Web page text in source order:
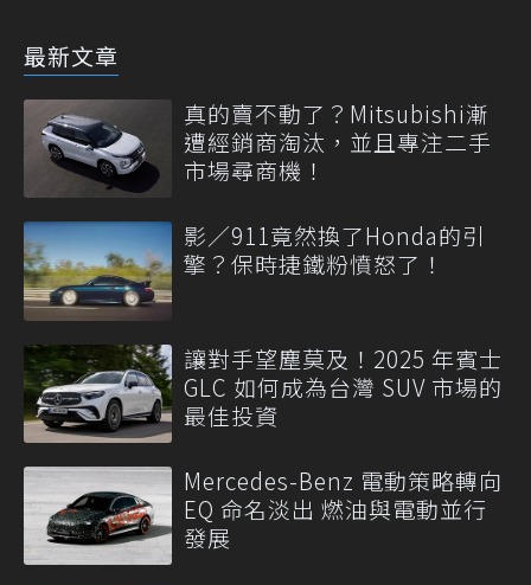
最新文章
真的賣不動了？Mitsubishi漸
遭經銷商淘汰，並且專注二手
市場尋商機！
影／911竟然換了Honda的引
擎？保時捷鐵粉憤怒了！
讓對手望塵莫及！2025 年賓士
GLC 如何成為台灣 SUV 市場的
最佳投資
Mercedes-Benz 電動策略轉向
EQ 命名淡出 燃油與電動並行
發展